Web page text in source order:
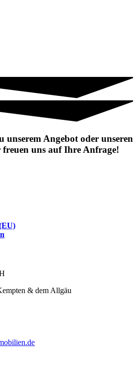
unserem Angebot oder unseren
uns auf Ihre Anfrage!
& dem Allgäu